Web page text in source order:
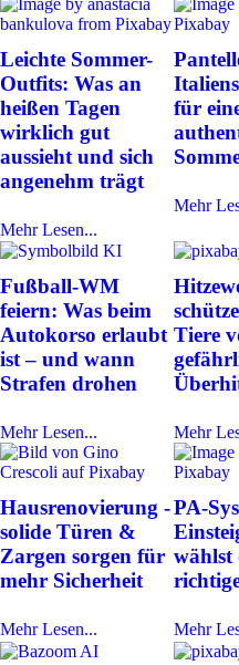
Leichte Sommer-
Outfits: Was an
heißen Tagen
wirklich gut
aussieht und sich
angenehm trägt
Mehr Lesen...
für
Mehr
Fußball-WM
feiern: Was beim
Autokorso erlaubt
ist – und wann
Strafen drohen
Mehr Lesen...
Tiere
Mehr
Hausrenovierung -
solide Türen &
Zargen sorgen für
mehr Sicherheit
Mehr Lesen...
PA-
wählst
Mehr